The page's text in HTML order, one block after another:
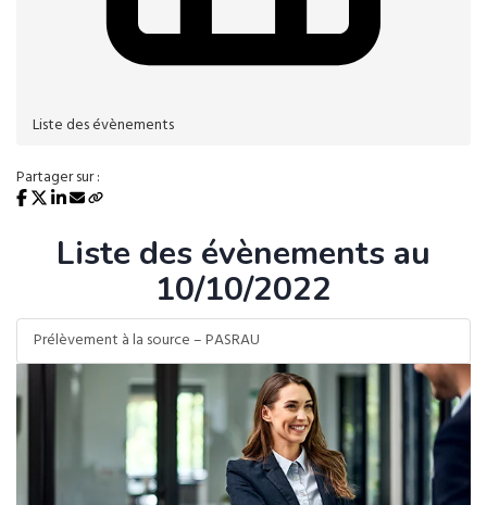
Liste des évènements
Partager sur :
Liste des évènements au
10/10/2022
Prélèvement à la source – PASRAU